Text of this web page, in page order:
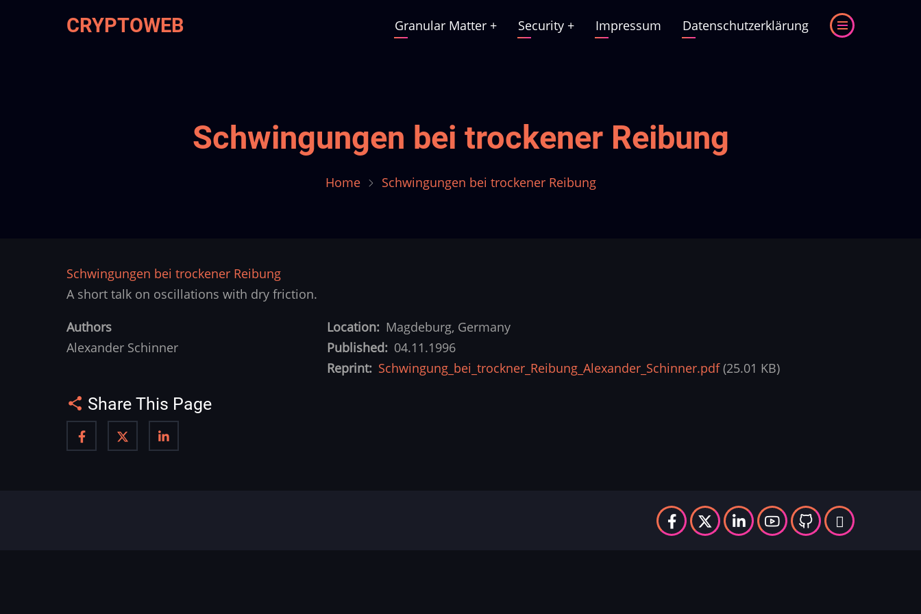
CRYPTOWEB
Main
Granular Matter + Security + Impressum Datenschutzerklärung
Schwingungen bei trockener Reibung
Home Schwingungen bei trockener Reibung
Schwingungen bei trockener Reibung
A short talk on oscillations with dry friction.
Authors
Alexander Schinner
Location
Magdeburg, Germany
Published
04.11.1996
Reprint
Schwingung_bei_trockner_Reibung_Alexander_Schinner.pdf (25.01 KB)
Share This Page